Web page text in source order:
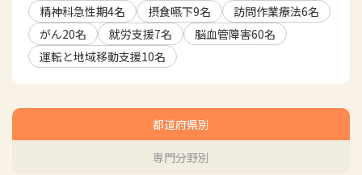
精神科急性期4名 摂食嚥下9名 訪問作業療法6名
がん20名 就労支援7名 脳血管障害60名
運転と地域移動支援10名
都道府県別
専門分野別